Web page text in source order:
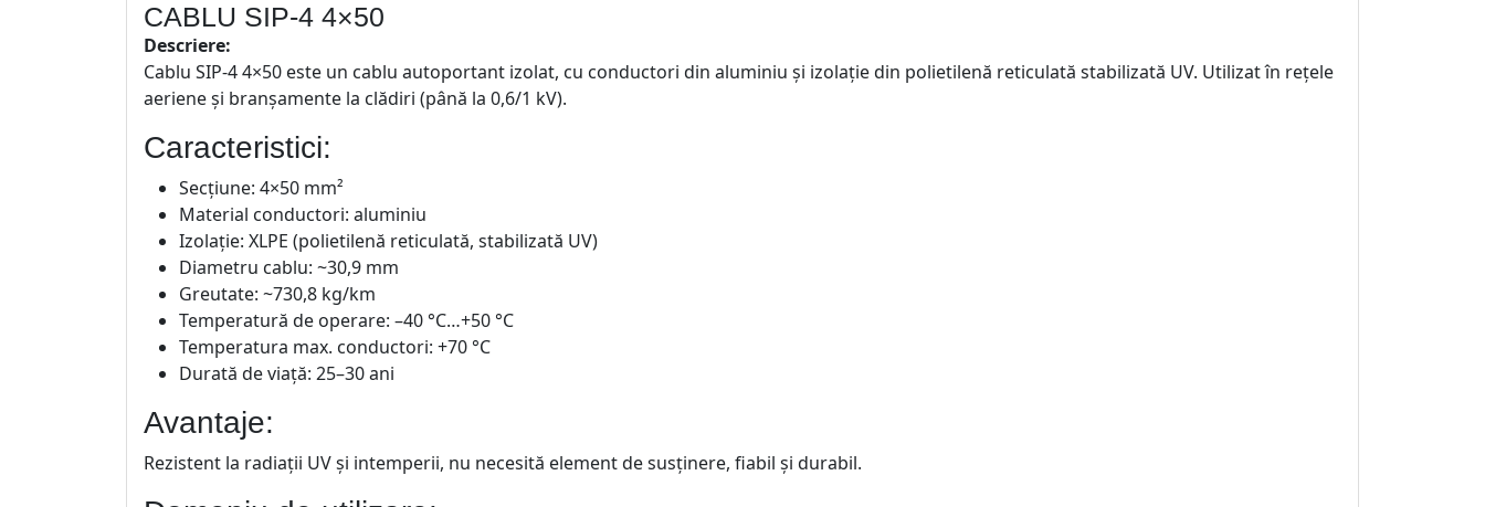
CABLU SIP-4 4×50
Descriere:
Cablu SIP-4 4×50 este un cablu autoportant izolat, cu conductori din aluminiu și izolație din polietilenă reticulată stabilizată UV. Utilizat în rețele
aeriene și branșamente la clădiri (până la 0,6/1 kV).
Caracteristici:
Secțiune: 4×50 mm²
Material conductori: aluminiu
Izolație: XLPE (polietilenă reticulată, stabilizată UV)
Diametru cablu: ~30,9 mm
Greutate: ~730,8 kg/km
Temperatură de operare: –40 °C…+50 °C
Temperatura max. conductori: +70 °C
Durată de viață: 25–30 ani
Avantaje:
Rezistent la radiații UV și intemperii, nu necesită element de susținere, fiabil și durabil.